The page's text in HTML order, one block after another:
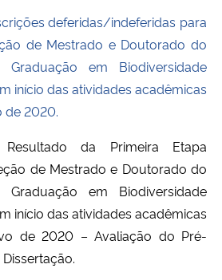
deferidas/indeferidas para
de Mestrado e Doutorado do
em Biodiversidade
início das atividades acadêmicas
de 2020.
Resultado da Primeira Etapa
de Mestrado e Doutorado do
em Biodiversidade
início das atividades acadêmicas
de 2020 – Avaliação do Pré-